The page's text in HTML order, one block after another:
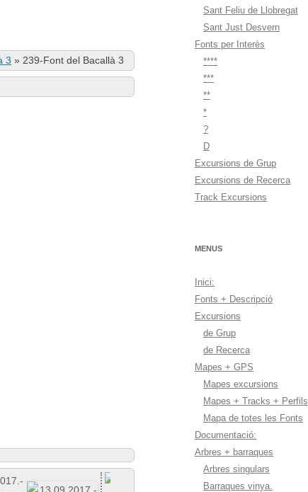
3 » 239-Font del Bacallà 3
Sant Feliu de Llobregat
Sant Just Desvern
Fonts per Interès
****
***
**
*
?
D
Excursions de Grup
Excursions de Recerca
Track Excursions
MENUS
Inici:
Fonts + Descripció
Excursions
de Grup
de Recerca
Mapes + GPS
Mapes excursions
Mapes + Tracks + Perfils
Mapa de totes les Fonts
Documentació:
Arbres + barraques
Arbres singulars
Barraques vinya.